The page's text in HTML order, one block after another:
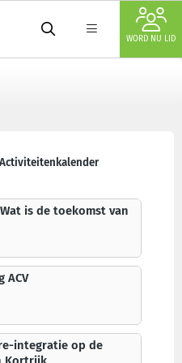
WORD NU LID
Activiteitenkalender
is de toekomst van
ACV
integratie op de